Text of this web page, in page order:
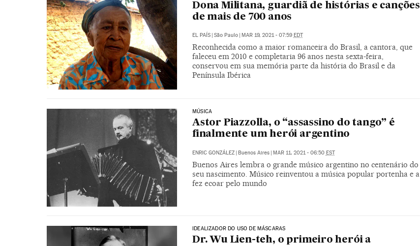
Dona Militana, guardiã de histórias e canções
de mais de 700 anos
EL PAÍS | São Paulo | MAR 19, 2021 - 07:59 EDT
Reconhecida como a maior romanceira do Brasil, a cantora, que
faleceu em 2010 e completaria 96 anos nesta sexta-feira,
conservou em sua memória parte da história do Brasil e da
Península Ibérica
MÚSICA
Astor Piazzolla, o “assassino do tango” é
finalmente um herói argentino
ENRIC GONZÁLEZ | Buenos Aires | MAR 11, 2021 - 06:50 EST
Buenos Aires lembra o grande músico argentino no centenário do
seu nascimento. Músico reinventou a música popular portenha e a
fez ecoar pelo mundo
IDEALIZADOR DO USO DE MÁSCARAS
Dr. Wu Lien-teh, o primeiro herói a